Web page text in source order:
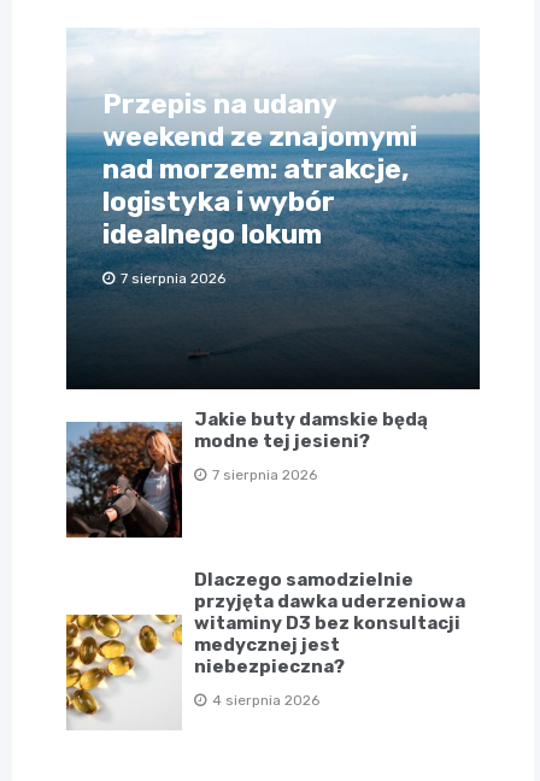
Przepis na udany
weekend ze znajomymi
nad morzem: atrakcje,
logistyka i wybór
idealnego lokum
7 sierpnia 2026
Jakie buty damskie będą
modne tej jesieni?
7 sierpnia 2026
Dlaczego samodzielnie
przyjęta dawka uderzeniowa
witaminy D3 bez konsultacji
medycznej jest
niebezpieczna?
4 sierpnia 2026